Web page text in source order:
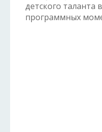
детского таланта
программных